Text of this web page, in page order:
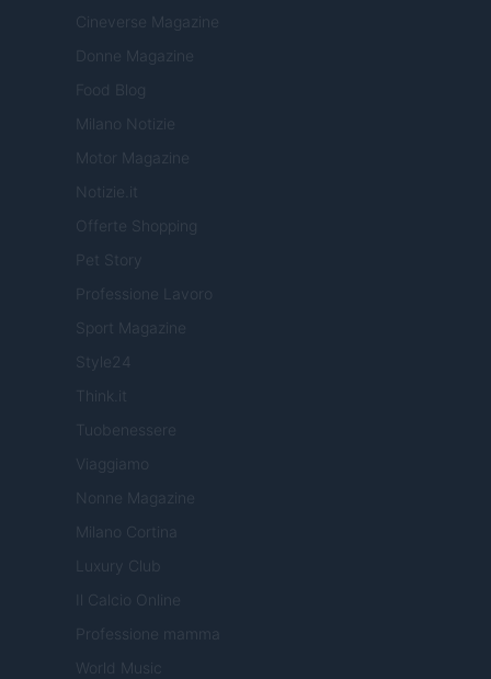
Cineverse Magazine
Donne Magazine
Food Blog
Milano Notizie
Motor Magazine
Notizie.it
Offerte Shopping
Pet Story
Professione Lavoro
Sport Magazine
Style24
Think.it
Tuobenessere
Viaggiamo
Nonne Magazine
Milano Cortina
Luxury Club
Il Calcio Online
Professione mamma
World Music